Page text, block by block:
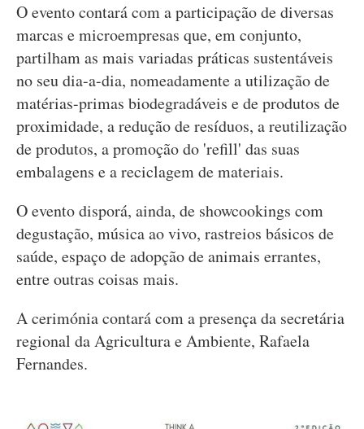
O evento contará com a participação de diversas
marcas e microempresas que, em conjunto,
partilham as mais variadas práticas sustentáveis
no seu dia-a-dia, nomeadamente a utilização de
matérias-primas biodegradáveis e de produtos de
proximidade, a redução de resíduos, a reutilização
de produtos, a promoção do 'refill' das suas
embalagens e a reciclagem de materiais.
O evento disporá, ainda, de showcookings com
degustação, música ao vivo, rastreios básicos de
saúde, espaço de adopção de animais errantes,
entre outras coisas mais.
A cerimónia contará com a presença da secretária
regional da Agricultura e Ambiente, Rafaela
Fernandes.